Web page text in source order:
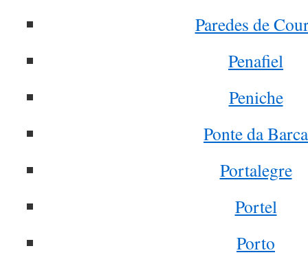
Paredes de
Penafiel
Peniche
Ponte da Barca
Portalegre
Portel
Porto